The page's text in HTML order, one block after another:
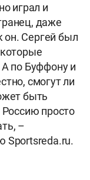
играл и
даже
он. Сергей был
по Буффону и
смогут ли
быть
Россию просто
–
Sportsreda.ru.